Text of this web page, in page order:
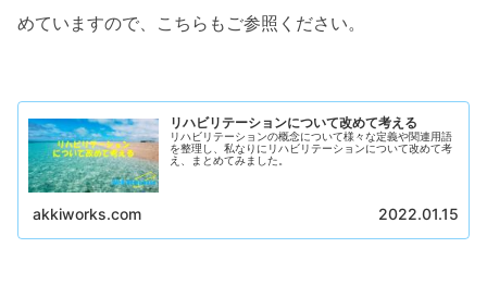
めていますので、こちらもご参照ください。
リハビリテーションについて改めて考える
リハビリテーションの概念について様々な定義や関連用語
を整理し、私なりにリハビリテーションについて改めて考
え、まとめてみました。
akkiworks.com 2022.01.15